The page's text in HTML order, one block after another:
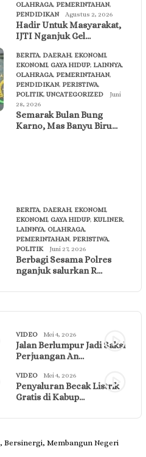
OLAHRAGA, PEMERINTAHAN,
PENDIDIKAN
Agustus 2, 2026
Hadir Untuk Masyarakat,
IJTI Nganjuk Gel…
BERITA, DAERAH, EKONOMI,
EKONOMI, GAYA HIDUP, LAINNYA,
OLAHRAGA, PEMERINTAHAN,
PENDIDIKAN, PERISTIWA,
POLITIK, UNCATEGORIZED
Juni
28, 2026
Semarak Bulan Bung
Karno, Mas Banyu Biru…
BERITA, DAERAH, EKONOMI,
EKONOMI, GAYA HIDUP, KULINER,
LAINNYA, OLAHRAGA,
PEMERINTAHAN, PERISTIWA,
POLITIK
Juni 27, 2026
Berbagi Sesama Polres
nganjuk salurkan R…
VIDEO Mei 4, 2026
Jalan Berlumpur Jadi Saksi
Perjuangan An…
VIDEO Mei 4, 2026
Penyaluran Becak Listrik
Gratis di Kabup…